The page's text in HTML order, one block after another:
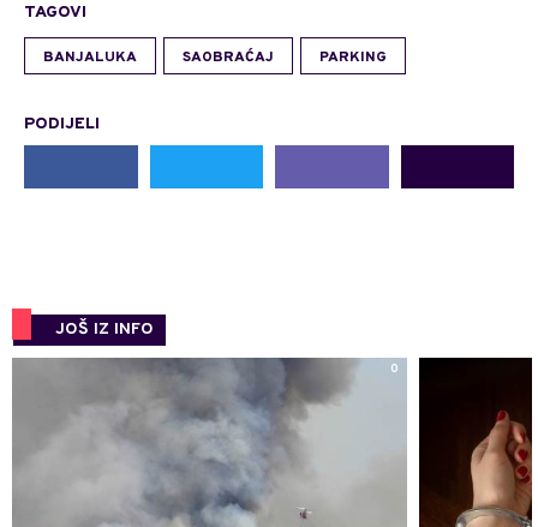
TAGOVI
BANJALUKA SAOBRAĆAJ PARKING
PODIJELI
JOŠ IZ INFO
0